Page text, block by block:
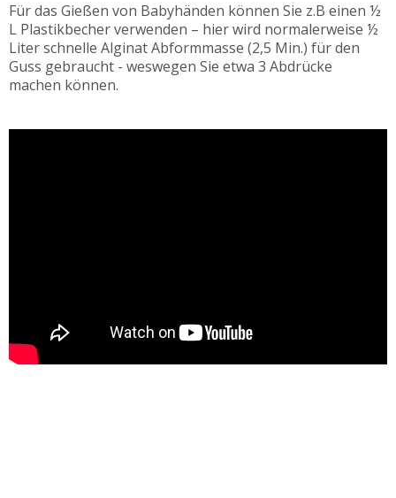
Für das Gießen von Babyhänden können Sie z.B einen ½
L Plastikbecher verwenden – hier wird normalerweise ½
Liter schnelle Alginat Abformmasse (2,5 Min.) für den
Guss gebraucht - weswegen Sie etwa 3 Abdrücke
machen können.